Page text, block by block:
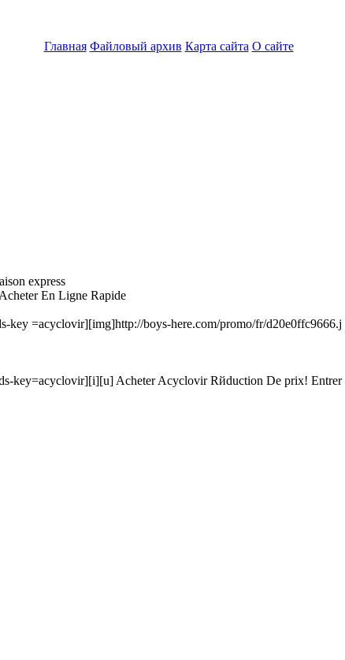
Главная Файловый архив Карта сайта О сайте
express
En Ligne Rapide
key =acyclovir][img]http://boys-here.com/promo/fr/
key=acyclovir][i][u] Acheter Acyclovir Rйduction De prix!